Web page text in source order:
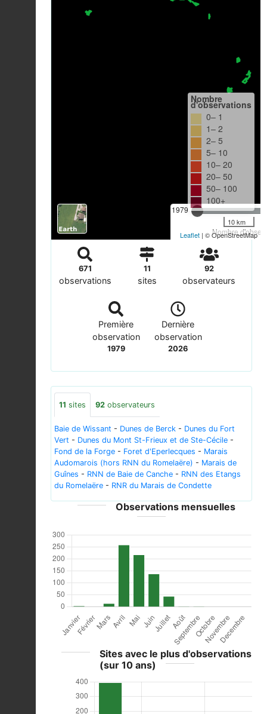
1979
Nombre
Nombre
d'observations
0– 1
1– 2
2– 5
5– 10
10– 20
20– 50
50– 100
100+
10 km
Leaflet | © OpenStreetMap
671
observations
11
sites
92
observateurs
Première
observation
1979
Dernière
observation
2026
11 sites 92 observateurs
Baie de Wissant - Dunes de Berck - Dunes du Fort
Vert - Dunes du Mont St-Frieux et de Ste-Cécile -
Fond de la Forge - Foret d'Eperlecques - Marais
Audomarois (hors RNN du Romelaëre) - Marais de
Guînes - RNN de Baie de Canche - RNN des Etangs
du Romelaëre - RNR du Marais de Condette
Observations mensuelles
Sites avec le plus d'observations
(sur 10 ans)